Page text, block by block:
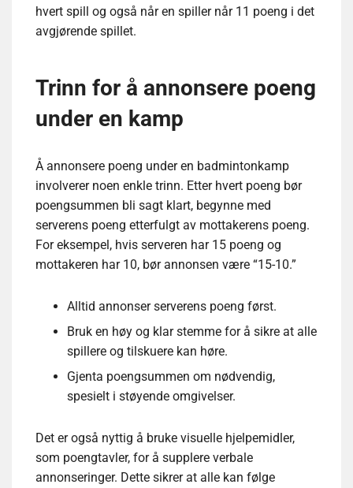
hvert spill og også når en spiller når 11 poeng i det
avgjørende spillet.
Trinn for å annonsere poeng
under en kamp
Å annonsere poeng under en badmintonkamp
involverer noen enkle trinn. Etter hvert poeng bør
poengsummen bli sagt klart, begynne med
serverens poeng etterfulgt av mottakerens poeng.
For eksempel, hvis serveren har 15 poeng og
mottakeren har 10, bør annonsen være “15-10.”
Alltid annonser serverens poeng først.
Bruk en høy og klar stemme for å sikre at alle
spillere og tilskuere kan høre.
Gjenta poengsummen om nødvendig,
spesielt i støyende omgivelser.
Det er også nyttig å bruke visuelle hjelpemidler,
som poengtavler, for å supplere verbale
annonseringer. Dette sikrer at alle kan følge